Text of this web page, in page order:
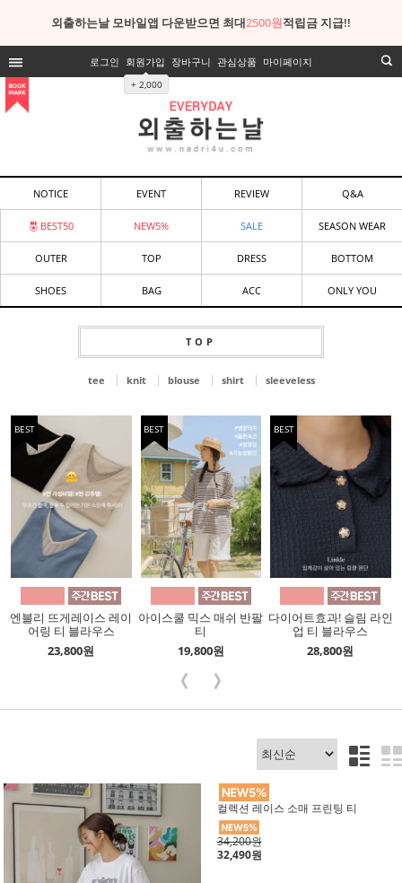
외출하는날 모바일앱 다운받으면 최대2500원적립금 지급!!
로그인 회원가입
+ 2,000
장바구니 관심상품 마이페이지
NOTICE EVENT REVIEW Q&A
BEST50 NEW5% SALE SEASON WEAR
OUTER TOP DRESS BOTTOM
SHOES BAG ACC ONLY YOU
TOP
tee knit blouse shirt sleeveless
BEST
엔블리 뜨게레이스 레이
어링 티 블라우스
23,800원
BEST
아이스쿨 믹스 매쉬 반팔
티
19,800원
BEST
다이어트효과! 슬림 라인
업 티 블라우스
28,800원
컬렉션 레이스 소매 프린팅 티
34,200원
32,490원